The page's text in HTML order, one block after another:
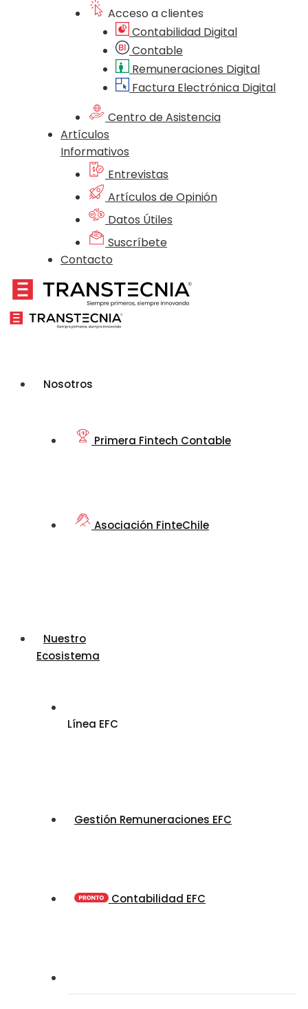
Acceso a clientes
Contabilidad Digital
Contable
Remuneraciones Digital
Factura Electrónica Digital
Centro de Asistencia
Artículos
Informativos
Entrevistas
Artículos de Opinión
Datos Útiles
Suscríbete
Contacto
Nosotros
Primera Fintech Contable
Asociación FinteChile
Nuestro
Ecosistema
Línea EFC
Gestión Remuneraciones EFC
Contabilidad EFC